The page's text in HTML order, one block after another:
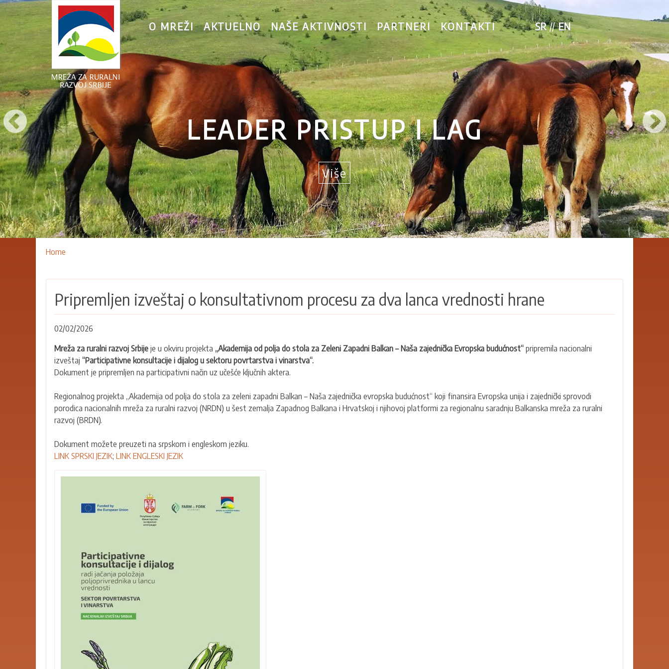
O MREŽI AKTUELNO NAŠE AKTIVNOSTI PARTNERI KONTAKTI SR EN
LEADER PRISTUP I LAG
Više
Breadcrumbs
You
Home
Pripremljen izveštaj o konsultativnom procesu za dva lanca vrednosti hrane
02/02/2026
Mreža za ruralni razvoj Srbije je u okviru projekta „Akademija od polja do stola za Zeleni Zapadni Balkan – Naša zajednička Evropska budućnost“ pripremila nacionalni
izveštaj “Participativne konsultacije i dijalog u sektoru povrtarstva i vinarstva“.
Dokument je pripremljen na participativni način uz učešće ključnih aktera.
Regionalnog projekta „Akademija od polja do stola za zeleni zapadni Balkan – Naša zajednička evropska budućnost“ koji finansira Evropska unija i zajednički sprovodi
porodica nacionalnih mreža za ruralni razvoj (NRDN) u šest zemalja Zapadnog Balkana i Hrvatskoj i njihovoj platformi za regionalnu saradnju Balkanska mreža za ruralni
razvoj (BRDN).
Dokument možete preuzeti na srpskom i engleskom jeziku.
LINK SPRSKI JEZIK; LINK ENGLESKI JEZIK